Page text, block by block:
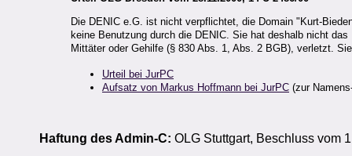
Die DENIC e.G. ist nicht verpflichtet, die Domain "Kurt-
keine Benutzung durch die DENIC. Sie hat deshalb nicht
Mittäter oder Gehilfe (§ 830 Abs. 1, Abs. 2 BGB), verletzt.
Urteil bei JurPC
Aufsatz von Markus Hoffmann bei JurPC (zur
Haftung des Admin-C: OLG Stuttgart, Beschluss vom